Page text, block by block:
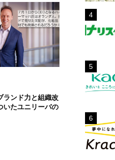
ンド力と組織改
いたユニリーバの